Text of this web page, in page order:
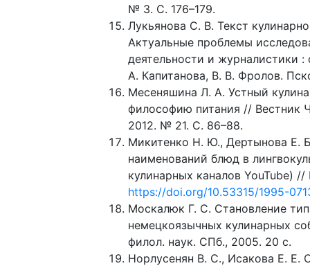
№ 3. С. 176–179.
Лукьянова С. В. Текст
Актуальные проблемы
деятельности и журналистики
А. Капитанова, В. В. Фролов.
Месеняшина Л. А. Устный
философию питания // Вестник
2012. № 21. С. 86–88.
Микитенко Н. Ю., Дертынова Е.
наименований блюд в
кулинарных каналов YouTube)
https://doi.org/10.53315/1995-
Москалюк Г. С. Становление
немецкоязычных кулинарных
филол. наук. СПб., 2005. 20 с.
Норлусенян В. С., Исакова Е. Е.